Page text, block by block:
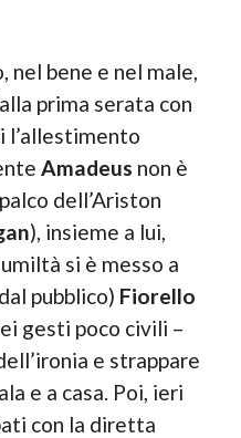
bene e nel male,
prima serata con
l’allestimento
Amadeus non è
dell’Ariston
), insieme a lui,
si è messo a
pubblico) Fiorello
gesti poco civili –
e strappare
e a casa. Poi, ieri
con la diretta